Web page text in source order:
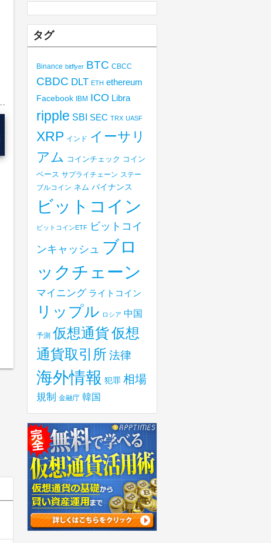
タグ
Binance bitflyer BTC CBCC
CBDC DLT ETH ethereum
Facebook IBM ICO Libra
ripple SBI SEC TRX UASF
XRP インド イーサリ
アム コインチェック コイン
ベース サプライチェーン ステー
ブルコイン ネム バイナンス
ビットコイン
ビットコインETF
ビットコイ
ンキャッシュ ブロ
ックチェーン
マイニング ライトコイン
リップル ロシア 中国
予測 仮想通貨仮想
通貨取引所 法律
海外情報 犯罪 相場
規制 金融庁 韓国